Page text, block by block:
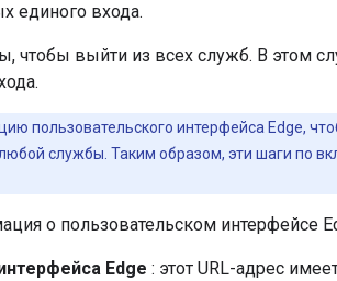
единого входа.
чтобы выйти из всех служб. В этом
пользовательского интерфейса Edge,
службы. Таким образом, эти шаги по
о пользовательском интерфейсе
Edge : этот URL-адрес